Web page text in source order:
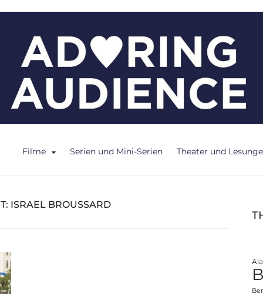
Filme Serien und Mini-Serien Theater und
ISRAEL BROUSSARD